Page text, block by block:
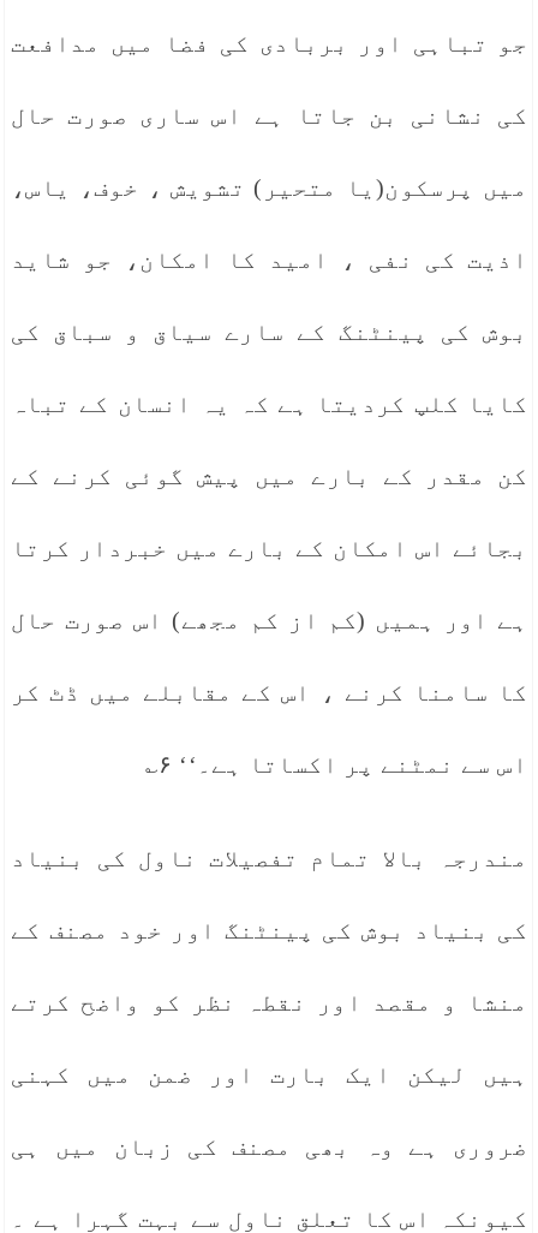
جو تباہی اور بربادی کی فضا میں مدافعت
کی نشانی بن جاتا ہے اس ساری صورت حال
میں پرسکون(یا متحیر) تشویش ، خوف، یاس،
اذیت کی نفی ، امید کا امکان، جو شاید
بوش کی پینٹنگ کے سارے سیاق و سباق کی
کایا کلپ کردیتا ہے کہ یہ انسان کے تباہ
کن مقدر کے بارے میں پیش گوئی کرنے کے
بجائے اس امکان کے بارے میں خبردار کرتا
ہے اور ہمیں (کم از کم مجھے) اس صورت حال
کا سامنا کرنے ، اس کے مقابلے میں ڈٹ کر
اس سے نمٹنے پر اکساتا ہے۔‘‘ ۶؎
مندرجہ بالا تمام تفصیلات ناول کی بنیاد
کی بنیاد بوش کی پینٹنگ اور خود مصنف کے
منشا و مقصد اور نقطہ نظر کو واضح کرتے
ہیں لیکن ایک بارت اور ضمن میں کہنی
ضروری ہے وہ بھی مصنف کی زبان میں ہی
کیونکہ اس کا تعلق ناول سے بہت گہرا ہے ۔